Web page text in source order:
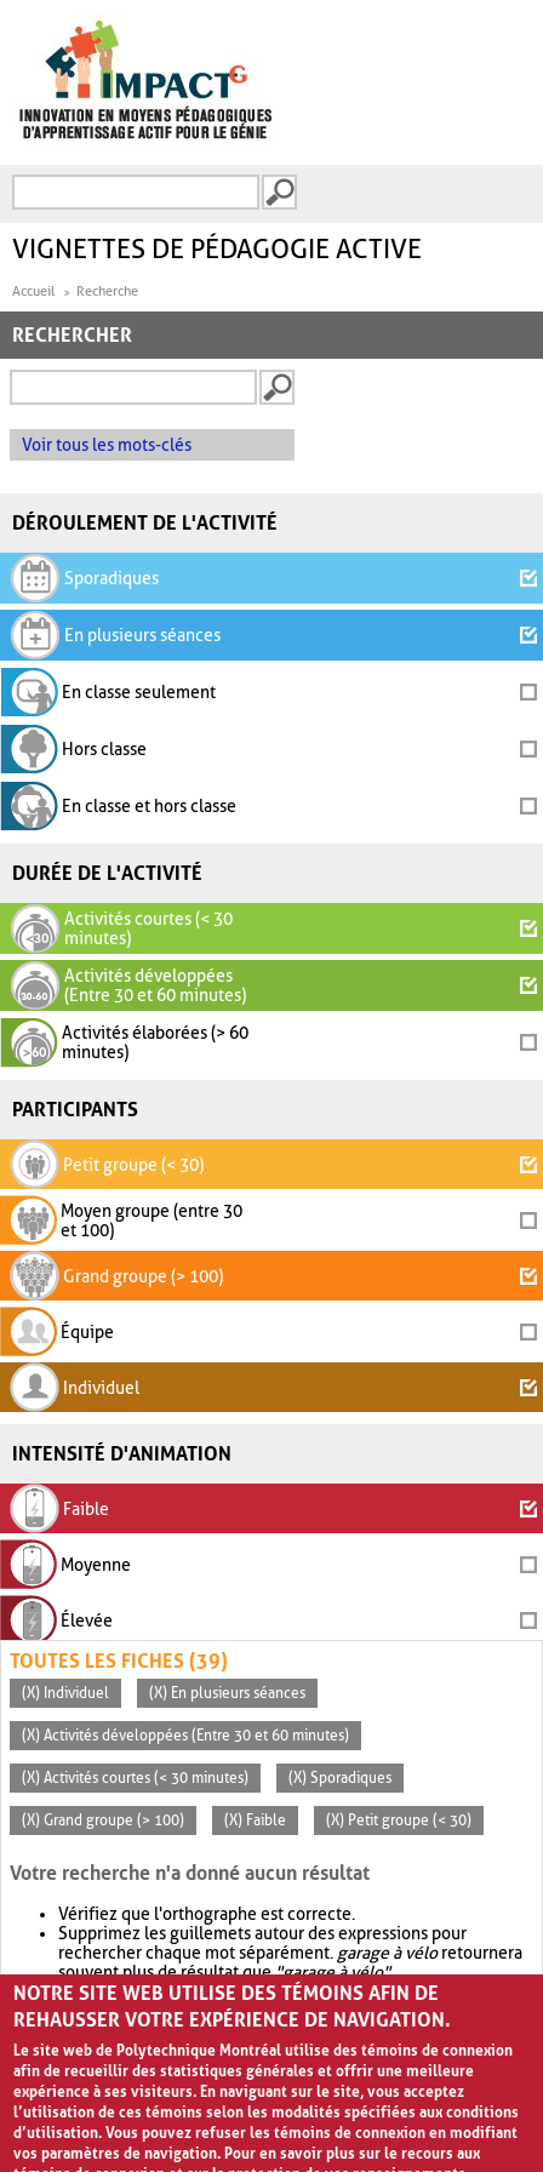
FORMULAIRE DE
VIGNETTES DE PÉDAGOGIE ACTIVE
Accueil Recherche
RECHERCHER
Voir tous les mots-clés
DÉROULEMENT DE L'ACTIVITÉ
Sporadiques
En plusieurs séances
En classe seulement
Hors classe
En classe et hors classe
DURÉE DE L'ACTIVITÉ
Activités courtes (< 30
minutes)
Activités développées
(Entre 30 et 60 minutes)
Activités élaborées (> 60
minutes)
PARTICIPANTS
Petit groupe (< 30)
Moyen groupe (entre 30
et 100)
Grand groupe (> 100)
Équipe
Individuel
INTENSITÉ D'ANIMATION
Faible
Moyenne
Élevée
TOUTES LES FICHES (39)
(X) Individuel (X) En plusieurs séances
(X) Activités développées (Entre 30 et 60 minutes)
(X) Activités courtes (< 30 minutes) (X) Sporadiques
(X) Grand groupe (> 100) (X) Faible (X) Petit groupe (< 30)
Votre recherche n'a donné aucun résultat
Vérifiez que l'orthographe est correcte.
Supprimez les guillemets autour des expressions pour
rechercher chaque mot séparément. garage à véloretournera
souvent plus de résultat que"garage à vélo".
Envisagez d'élargir votre recherche avec OR.garage OR vélo
retournera souvent plus de résultat quegarage à vélo
NOTRE SITE WEB UTILISE DES TÉMOINS AFIN DE
REHAUSSER VOTRE EXPÉRIENCE DE NAVIGATION.
Le site web de Polytechnique Montréal utilise des témoins de connexion
afin de recueillir des statistiques générales et offrir une meilleure
expérience à ses visiteurs. En naviguant sur le site, vous acceptez
l’utilisation de ces témoins selon les modalités spécifiées aux conditions
d’utilisation. Vous pouvez refuser les témoins de connexion en modifiant
vos paramètres de navigation. Pour en savoir plus sur le recours aux